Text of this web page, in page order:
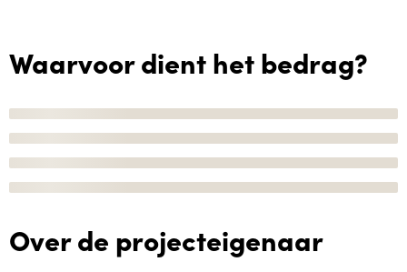
Waarvoor dient het bedrag?
Over de projecteigenaar